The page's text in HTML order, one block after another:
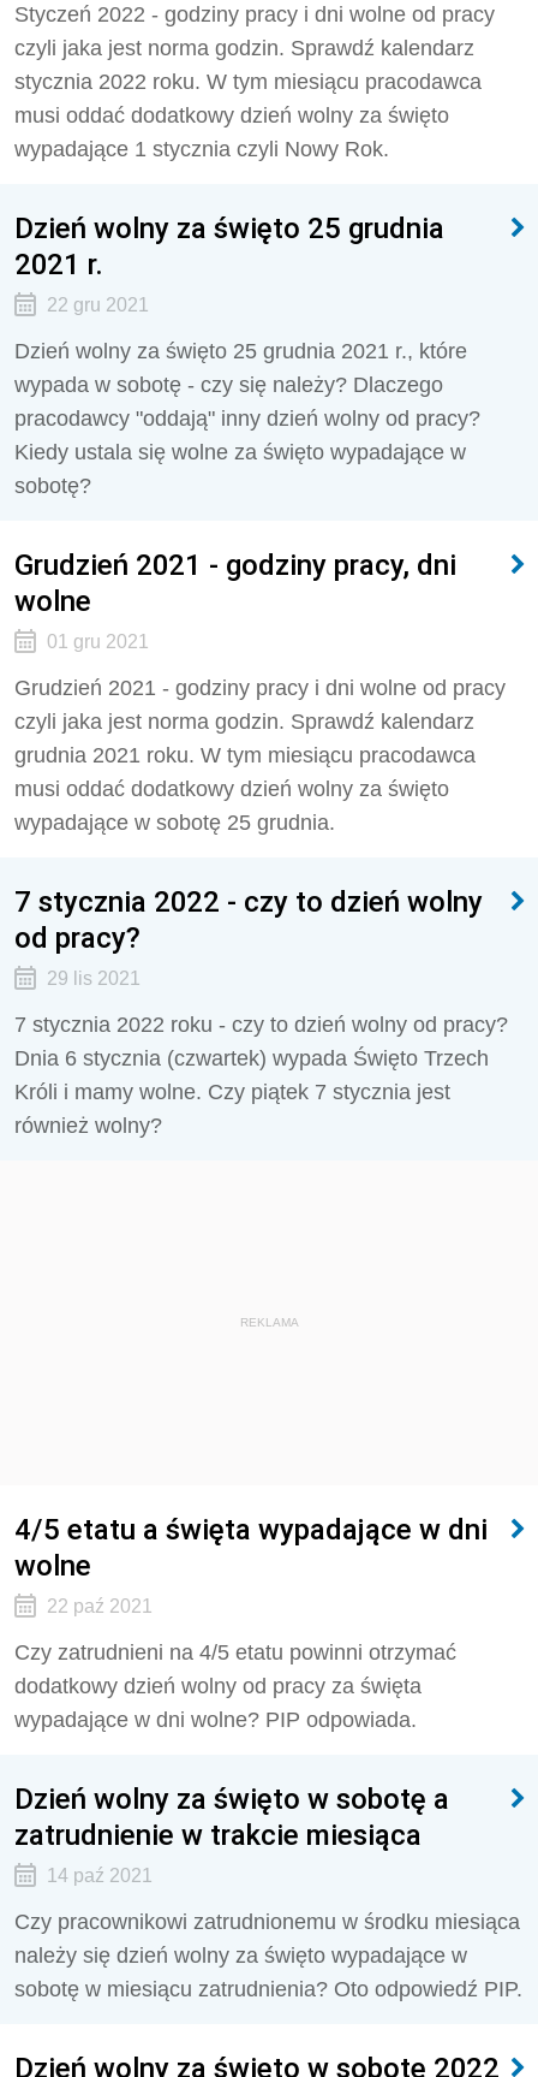
Styczeń 2022 - godziny pracy i dni wolne od pracy
czyli jaka jest norma godzin. Sprawdź kalendarz
stycznia 2022 roku. W tym miesiącu pracodawca
musi oddać dodatkowy dzień wolny za święto
wypadające 1 stycznia czyli Nowy Rok.
Dzień wolny za święto 25 grudnia
2021 r.
22 gru 2021
Dzień wolny za święto 25 grudnia 2021 r., które
wypada w sobotę - czy się należy? Dlaczego
pracodawcy "oddają" inny dzień wolny od pracy?
Kiedy ustala się wolne za święto wypadające w
sobotę?
Grudzień 2021 - godziny pracy, dni
wolne
01 gru 2021
Grudzień 2021 - godziny pracy i dni wolne od pracy
czyli jaka jest norma godzin. Sprawdź kalendarz
grudnia 2021 roku. W tym miesiącu pracodawca
musi oddać dodatkowy dzień wolny za święto
wypadające w sobotę 25 grudnia.
7 stycznia 2022 - czy to dzień wolny
od pracy?
29 lis 2021
7 stycznia 2022 roku - czy to dzień wolny od pracy?
Dnia 6 stycznia (czwartek) wypada Święto Trzech
Króli i mamy wolne. Czy piątek 7 stycznia jest
również wolny?
REKLAMA
4/5 etatu a święta wypadające w dni
wolne
22 paź 2021
Czy zatrudnieni na 4/5 etatu powinni otrzymać
dodatkowy dzień wolny od pracy za święta
wypadające w dni wolne? PIP odpowiada.
Dzień wolny za święto w sobotę a
zatrudnienie w trakcie miesiąca
14 paź 2021
Czy pracownikowi zatrudnionemu w środku miesiąca
należy się dzień wolny za święto wypadające w
sobotę w miesiącu zatrudnienia? Oto odpowiedź PIP.
Dzień wolny za święto w sobotę 2022